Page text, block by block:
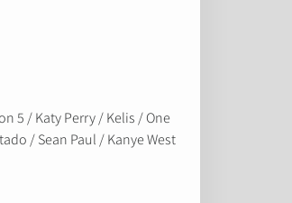
5 / Katy Perry / Kelis / One
/ Sean Paul / Kanye West